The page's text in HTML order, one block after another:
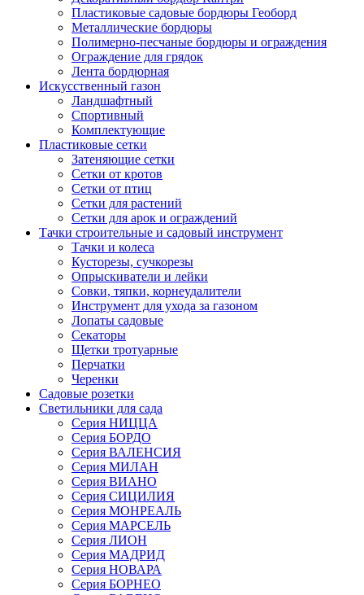
Пластиковые садовые бордюры Геоборд
Металлические бордюры
Полимерно-песчаные бордюры и ограждения
Ограждение для грядок
Лента бордюрная
Искусственный газон
Ландшафтный
Спортивный
Комплектующие
Пластиковые сетки
Затеняющие сетки
Сетки от кротов
Сетки от птиц
Сетки для растений
Сетки для арок и ограждений
Тачки строительные и садовый инструмент
Тачки и колеса
Кусторезы, сучкорезы
Опрыскиватели и лейки
Совки, тяпки, корнеудалители
Инструмент для ухода за газоном
Лопаты садовые
Секаторы
Щетки тротуарные
Перчатки
Черенки
Садовые розетки
Светильники для сада
Серия НИЦЦА
Серия БОРДО
Серия ВАЛЕНСИЯ
Серия МИЛАН
Серия ВИАНО
Серия СИЦИЛИЯ
Серия МОНРЕАЛЬ
Серия МАРСЕЛЬ
Серия ЛИОН
Серия МАДРИД
Серия НОВАРА
Серия БОРНЕО